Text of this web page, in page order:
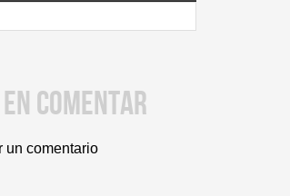
COMENTAR
un comentario